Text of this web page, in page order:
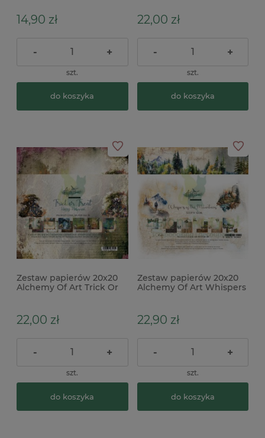
14,90 zł
- +
szt.
do koszyka
22,00 zł
- +
szt.
do koszyka
Zestaw papierów 20x20
Alchemy Of Art Trick Or
22,00 zł
- +
szt.
do koszyka
Zestaw papierów 20x20
Alchemy Of Art Whispers
22,90 zł
- +
szt.
do koszyka